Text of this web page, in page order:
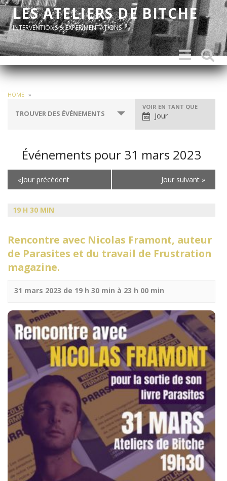
LES ATELIERS DE BITCHE
INTERVENTIONS & EXPERIMENTATIONS
Toggle
search
Toggle
navigation
HOME »
TROUVER DES ÉVÉNEMENTS Navigation
par
l'affichage
événements
VOIR EN TANT QUE
Jour
Événements pour 31 mars 2023
Navigation
par
«Jour précédent Jour suivant »
19 H 30 MIN
Rencontre avec Nicolas Framont, auteur
de Parasites et du travail de Frustration
magazine.
31 mars 2023 de 19 h 30 min à 23 h 00 min